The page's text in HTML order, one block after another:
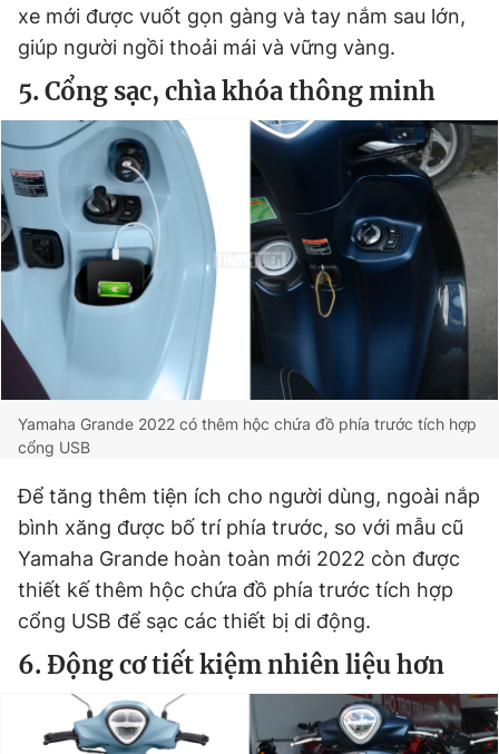
xe mới được vuốt gọn gàng và tay nắm sau lớn,
giúp người ngồi thoải mái và vững vàng.
5. Cổng sạc, chìa khóa thông minh
Yamaha Grande 2022 có thêm hộc chứa đồ phía trước tích hợp
cổng USB
Để tăng thêm tiện ích cho người dùng, ngoài nắp
bình xăng được bố trí phía trước, so với mẫu cũ
Yamaha Grande hoàn toàn mới 2022 còn được
thiết kế thêm hộc chứa đồ phía trước tích hợp
cổng USB để sạc các thiết bị di động.
6. Động cơ tiết kiệm nhiên liệu hơn